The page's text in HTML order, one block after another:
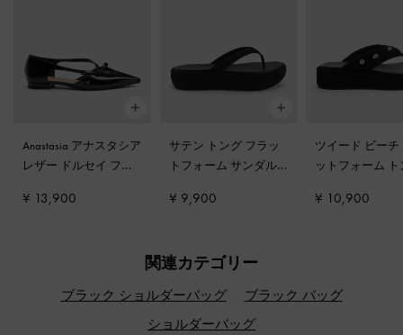
Anastasia アナスタシア
レザー ドルセイ フラ
ス
¥ 13,900
サテン トング フラッ
トフォーム サンダル-
¥ 9,900
ツイード ビーチ
ットフォーム ト
クスチャー
¥ 10,900
関連カテゴリー
ブラック ショルダーバッグ
ブラック バッグ
ショルダーバッグ